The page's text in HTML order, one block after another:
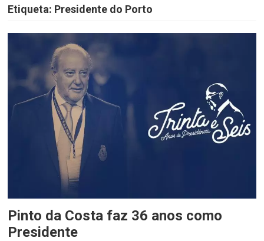
Etiqueta: Presidente do Porto
Pinto da Costa faz 36 anos como
Presidente